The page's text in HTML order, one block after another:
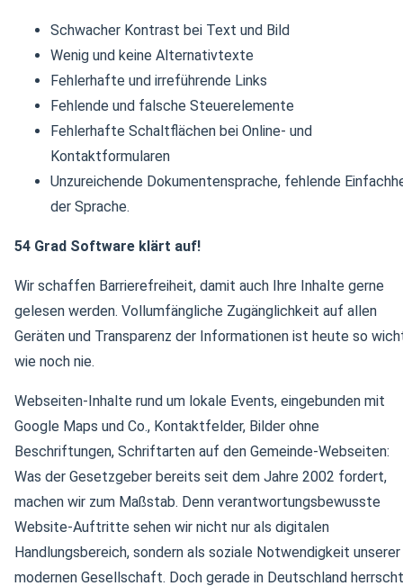
Schwacher Kontrast bei Text und Bild
Wenig und keine Alternativtexte
Fehlerhafte und irreführende Links
Fehlende und falsche Steuerelemente
Fehlerhafte Schaltflächen bei Online- und
Kontaktformularen
Unzureichende Dokumentensprache, fehlende
der Sprache.
54 Grad Software klärt auf!
Wir schaffen Barrierefreiheit, damit auch Ihre Inhalte gerne
gelesen werden. Vollumfängliche Zugänglichkeit auf allen
Geräten und Transparenz der Informationen ist heute so
wie noch nie.
Webseiten-Inhalte rund um lokale Events, eingebunden mit
Google Maps und Co., Kontaktfelder, Bilder ohne
Beschriftungen, Schriftarten auf den Gemeinde-Webseiten:
Was der Gesetzgeber bereits seit dem Jahre 2002 fordert,
machen wir zum Maßstab. Denn verantwortungsbewusste
Website-Auftritte sehen wir nicht nur als digitalen
Handlungsbereich, sondern als soziale Notwendigkeit unserer
modernen Gesellschaft. Doch gerade in Deutschland herrscht